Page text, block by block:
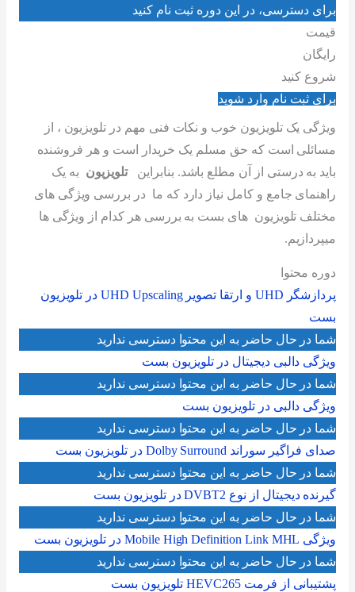
برای دسترسی، در این دوره ثبت نام کنید
قیمت
رایگان
شروع کنید
برای ثبت نام وارد شوید
ویژگی یک تلویزیون خوب و نکات فنی مهم در تلویزیون ، از
مسائلی است که حق مسلم یک خریدار است و هر فروشنده
باید به درستی از آن مطلع باشد. بنابراین
تلویزیون به یک
راهنمای جامع و کامل نیاز دارد که ما در بررسی ویژگی های
مختلف تلویزیون های بست به بررسی هر کدام از ویژگی ها
میپردازیم.
دوره محتوا
پردازشگر UHD و ارتقا تصویر UHD Upscaling در تلویزیون
بست
شما در حال حاضر به این محتوا دسترسی ندارید
ویژگی دالبی دیجیتال در تلویزیون بست
شما در حال حاضر به این محتوا دسترسی ندارید
ویژگی دالبی در تلویزیون بست
شما در حال حاضر به این محتوا دسترسی ندارید
صدای فراگیر سوراند Dolby Surround در تلویزیون بست
شما در حال حاضر به این محتوا دسترسی ندارید
گیرنده دیجیتال از نوع DVBT2 در تلویزیون بست
شما در حال حاضر به این محتوا دسترسی ندارید
ویژگی Mobile High Definition Link MHL در تلویزیون بست
شما در حال حاضر به این محتوا دسترسی ندارید
پشتیبانی از فرمت HEVC265 تلویزیون بست